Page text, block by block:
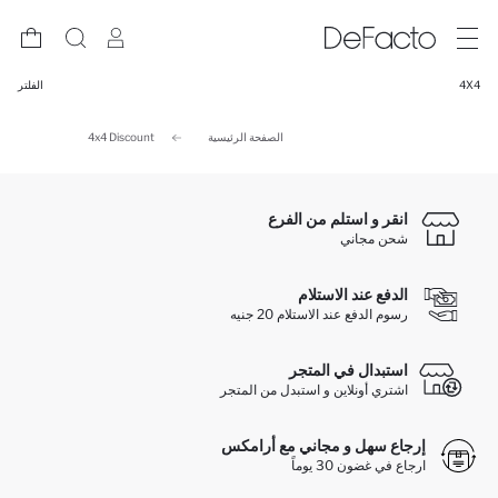
4X4 الفلتر
الصفحة الرئيسية 4x4 Discount
انقر و استلم من الفرع
شحن مجاني
الدفع عند الاستلام
رسوم الدفع عند الاستلام 20 جنيه
استبدال في المتجر
اشتري أونلاين و استبدل من المتجر
إرجاع سهل و مجاني مع أرامكس
ارجاع في غضون 30 يوماً